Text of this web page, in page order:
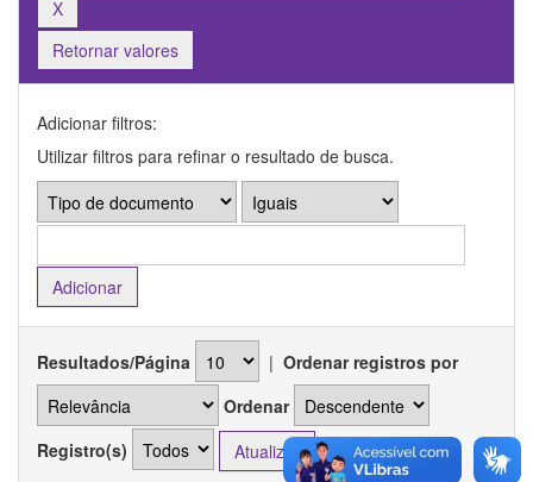
Retornar valores
Adicionar filtros:
Utilizar filtros para refinar o resultado de busca.
Resultados/Página | Ordenar registros por
Ordenar
Registro(s)